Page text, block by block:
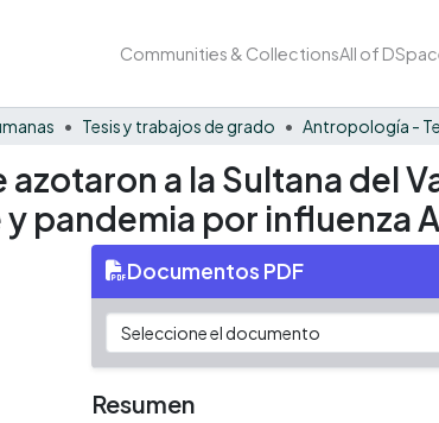
Communities & CollectionsAll of
Tesis y trabajos de grado Antropología -
a la Sultana del
pandemia por influenza
Documentos PDF
Resumen